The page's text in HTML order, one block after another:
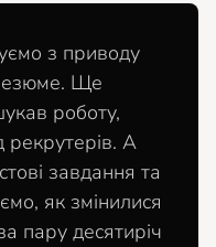
з приводу
Ще
роботу,
рекрутерів. А
завдання та
як змінилися
пару десятиріч